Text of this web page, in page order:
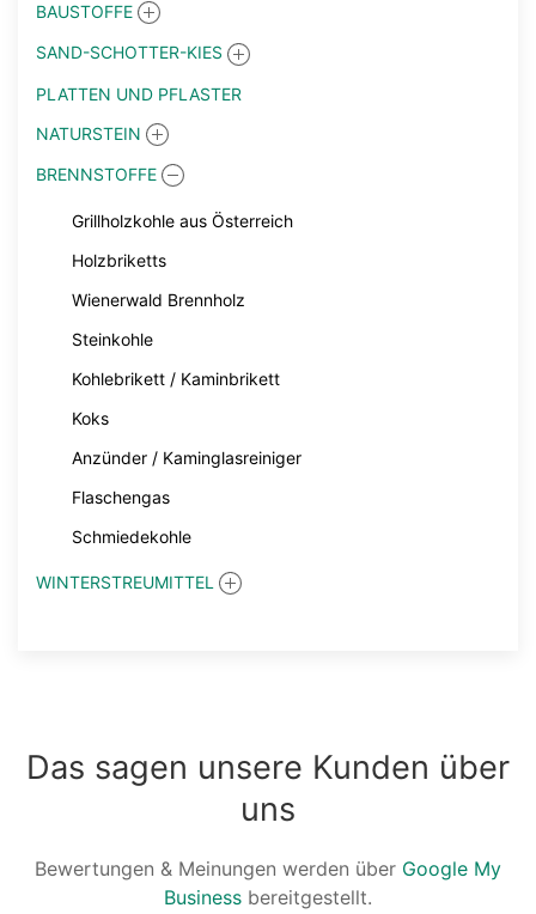
BAUSTOFFE
SAND-SCHOTTER-KIES
PLATTEN UND PFLASTER
NATURSTEIN
BRENNSTOFFE
Grillholzkohle aus Österreich
Holzbriketts
Wienerwald Brennholz
Steinkohle
Kohlebrikett / Kaminbrikett
Koks
Anzünder / Kaminglasreiniger
Flaschengas
Schmiedekohle
WINTERSTREUMITTEL
Das sagen unsere Kunden über
uns
Bewertungen & Meinungen werden über Google My
Business bereitgestellt.